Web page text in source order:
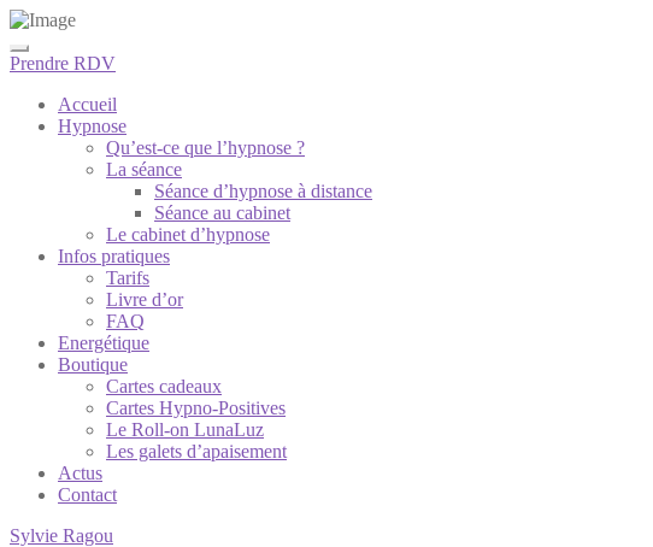
Prendre RDV
Accueil
Hypnose
Qu’est-ce que l’hypnose ?
La séance
Séance d’hypnose à distance
Séance au cabinet
Le cabinet d’hypnose
Infos pratiques
Tarifs
Livre d’or
FAQ
Energétique
Boutique
Cartes cadeaux
Cartes Hypno-Positives
Le Roll-on LunaLuz
Les galets d’apaisement
Actus
Contact
Sylvie Ragou